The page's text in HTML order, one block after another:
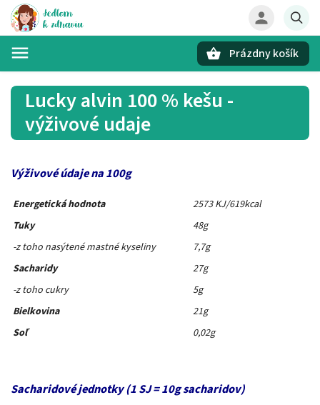
Prázdny košík
Lucky alvin 100 % kešu -
výživové udaje
Výživové údaje na 100g
Energetická hodnota
2573 KJ/619kcal
Tuky
48g
-z toho nasýtené mastné kyseliny
7,7g
Sacharidy
27g
-z toho cukry
5g
Bielkovina
21g
Soľ
0,02g
Sacharidové jednotky (1 SJ = 10g sacharidov)